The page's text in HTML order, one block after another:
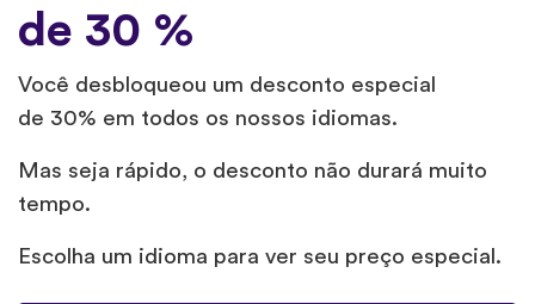
de 30 %
Você desbloqueou um desconto especial
de 30% em todos os nossos idiomas.
Mas seja rápido, o desconto não durará muito
tempo.
Escolha um idioma para ver seu preço especial.